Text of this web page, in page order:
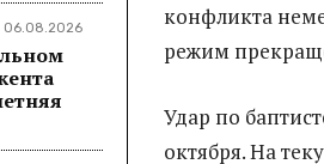
06.08.2026
конфликта
режим
Удар по
октября. На